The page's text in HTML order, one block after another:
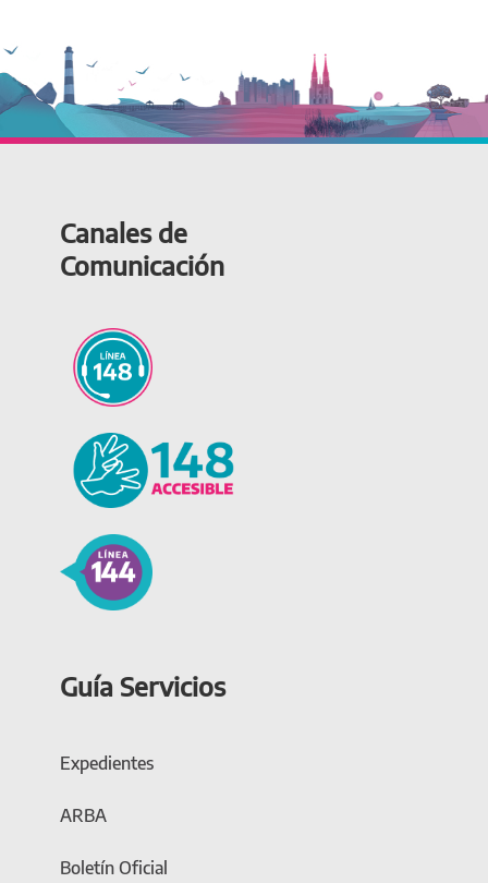
Canales de
Comunicación
Guía Servicios
Expedientes
ARBA
Boletín Oficial